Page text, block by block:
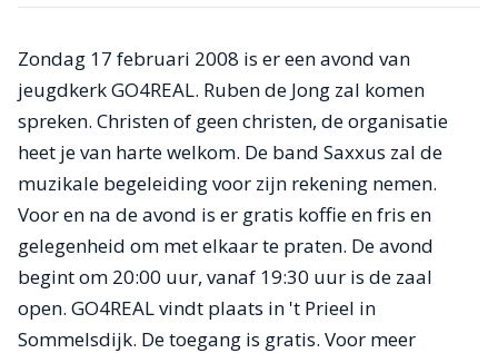
Zondag 17 februari 2008 is er een avond van
jeugdkerk GO4REAL. Ruben de Jong zal komen
spreken. Christen of geen christen, de organisatie
heet je van harte welkom. De band Saxxus zal de
muzikale begeleiding voor zijn rekening nemen.
Voor en na de avond is er gratis koffie en fris en
gelegenheid om met elkaar te praten. De avond
begint om 20:00 uur, vanaf 19:30 uur is de zaal
open. GO4REAL vindt plaats in 't Prieel in
Sommelsdijk. De toegang is gratis. Voor meer